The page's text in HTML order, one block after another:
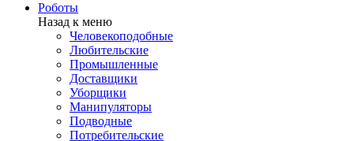
Роботы
Назад к меню
Человекоподобные
Любительские
Промышленные
Доставщики
Уборщики
Манипуляторы
Подводные
Потребительские